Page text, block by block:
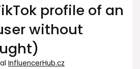
profile of an
without
InfluencerHub.cz